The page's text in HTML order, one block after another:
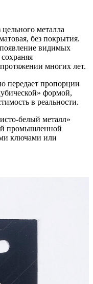
металла
без покрытия.
видимых
многих лет.
передает пропорции
формой,
в реальности.
белый металл»
промышленной
ключами или